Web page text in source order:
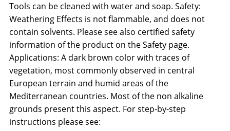
Tools can be cleaned with water and soap. Safety:
Weathering Effects is not flammable, and does not
contain solvents. Please see also certified safety
information of the product on the Safety page.
Applications: A dark brown color with traces of
vegetation, most commonly observed in central
European terrain and humid areas of the
Mediterranean countries. Most of the non alkaline
grounds present this aspect. For step-by-step
instructions please see: